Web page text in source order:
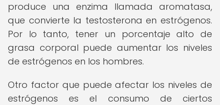
produce una enzima llamada aromatasa,
que convierte la testosterona en estrógenos.
Por lo tanto, tener un porcentaje alto de
grasa corporal puede aumentar los niveles
de estrógenos en los hombres.
Otro factor que puede afectar los niveles de
estrógenos es el consumo de ciertos